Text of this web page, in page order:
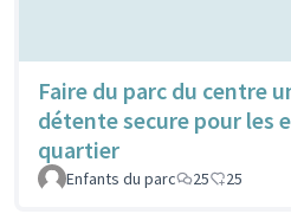
Faire du parc du centre
détente secure pour les
quartier
Enfants du parc 25 25